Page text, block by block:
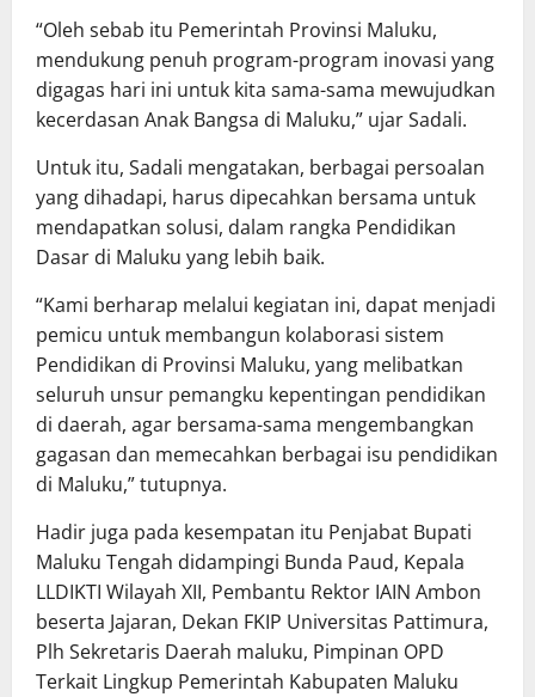
“Oleh sebab itu Pemerintah Provinsi Maluku,
mendukung penuh program-program inovasi yang
digagas hari ini untuk kita sama-sama mewujudkan
kecerdasan Anak Bangsa di Maluku,” ujar Sadali.
Untuk itu, Sadali mengatakan, berbagai persoalan
yang dihadapi, harus dipecahkan bersama untuk
mendapatkan solusi, dalam rangka Pendidikan
Dasar di Maluku yang lebih baik.
“Kami berharap melalui kegiatan ini, dapat menjadi
pemicu untuk membangun kolaborasi sistem
Pendidikan di Provinsi Maluku, yang melibatkan
seluruh unsur pemangku kepentingan pendidikan
di daerah, agar bersama-sama mengembangkan
gagasan dan memecahkan berbagai isu pendidikan
di Maluku,” tutupnya.
Hadir juga pada kesempatan itu Penjabat Bupati
Maluku Tengah didampingi Bunda Paud, Kepala
LLDIKTI Wilayah XII, Pembantu Rektor IAIN Ambon
beserta Jajaran, Dekan FKIP Universitas Pattimura,
Plh Sekretaris Daerah maluku, Pimpinan OPD
Terkait Lingkup Pemerintah Kabupaten Maluku